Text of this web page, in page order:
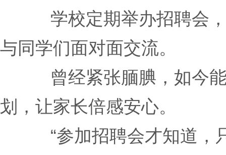
学校定期举办招聘会
与同学们面对面交流。
曾经紧张腼腆，如今
划，让家长倍感安心。
“参加招聘会才知道，